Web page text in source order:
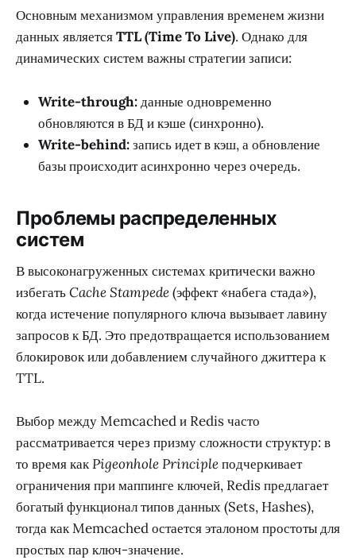
Основным механизмом управления временем жизни
данных являетсяTTL (Time To Live). Однако для
динамических систем важны стратегии записи:
Write-through:данные одновременно
обновляются в БД и кэше (синхронно).
Write-behind:запись идет в кэш, а обновление
базы происходит асинхронно через очередь.
Проблемы распределенных
систем
В высоконагруженных системах критически важно
избегатьCache Stampede(эффект «набега стада»),
когда истечение популярного ключа вызывает лавину
запросов к БД. Это предотвращается использованием
блокировок или добавлением случайного джиттера к
TTL.
Выбор между Memcached и Redis часто
рассматривается через призму сложности структур: в
то время какPigeonhole Principleподчеркивает
ограничения при маппинге ключей, Redis предлагает
богатый функционал типов данных (Sets, Hashes),
тогда как Memcached остается эталоном простоты для
простых пар ключ-значение.